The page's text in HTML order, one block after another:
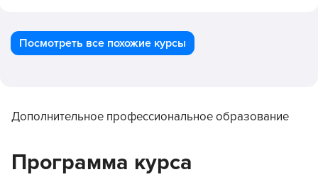
Посмотреть все похожие курсы
Дополнительное профессиональное образование
Программа курса